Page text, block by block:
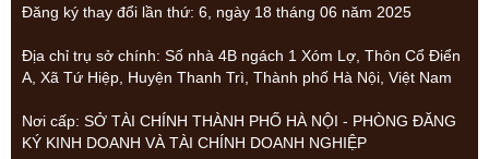
Đăng ký thay đổi lần thứ: 6, ngày 18 tháng 06 năm 2025
Địa chỉ trụ sở chính: Số nhà 4B ngách 1 Xóm Lợ, Thôn Cổ Điển
A, Xã Tứ Hiệp, Huyện Thanh Trì, Thành phố Hà Nội, Việt Nam
Nơi cấp: SỞ TÀI CHÍNH THÀNH PHỐ HÀ NỘI - PHÒNG ĐĂNG
KÝ KINH DOANH VÀ TÀI CHÍNH DOANH NGHIỆP